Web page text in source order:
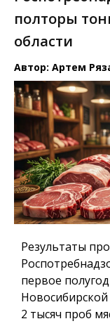
полторы
области
Автор: Артем
Результаты
первое
2 тысяч проб